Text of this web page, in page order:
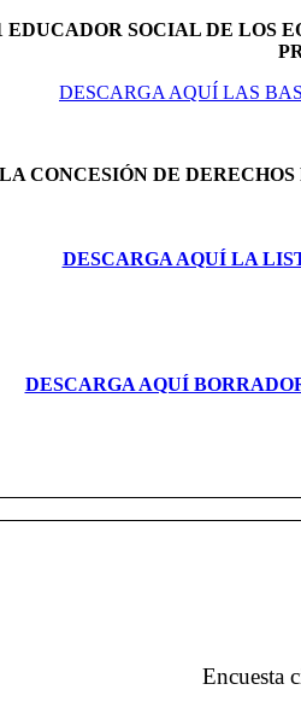
EDUCADOR SOCIAL DE LOS
DESCARGA AQUÍ LAS
CONCESIÓN DE
DESCARGA AQUÍ LA
DESCARGA AQUÍ
Encuesta